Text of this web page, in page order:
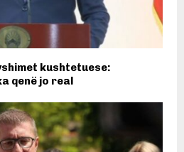
kushtetuese:
qenë jo real